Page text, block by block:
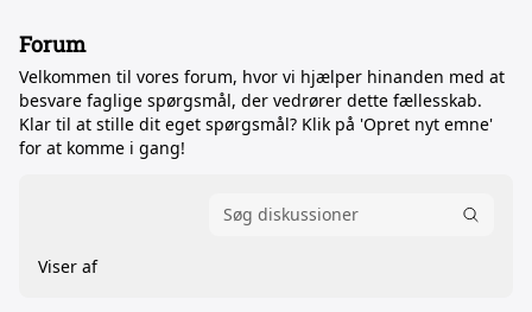
Forum
Velkommen til vores forum, hvor vi hjælper hinanden med at
besvare faglige spørgsmål, der vedrører dette fællesskab.
Klar til at stille dit eget spørgsmål? Klik på 'Opret nyt emne'
for at komme i gang!
Viser af